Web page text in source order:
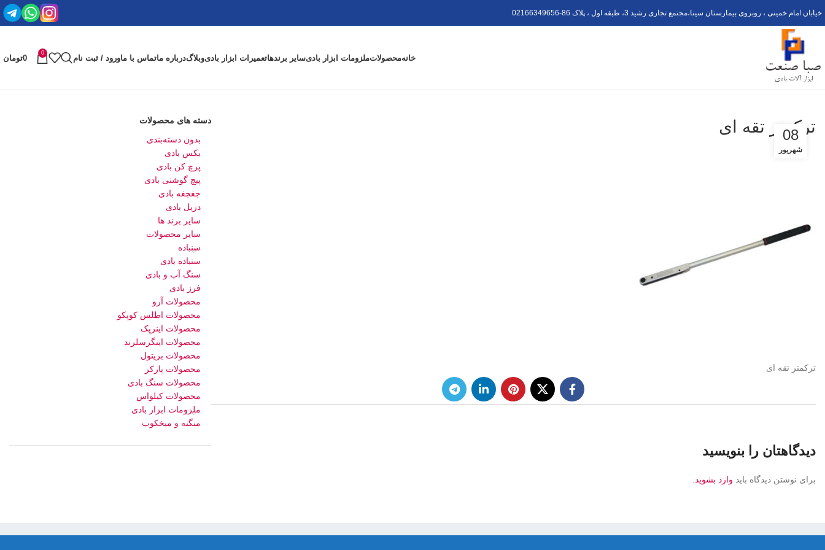
خیابان امام خمینی ، روبروی بیمارستان سینا،مجتمع تجاری رشید 3، طبقه اول ، پلاک 6 02166349656-8
خانهمحصولاتملزومات ابزار بادیسایر برندهاتعمیرات ابزار بادیوبلاگدرباره ماتماس با ماورود / ثبت نام
0
0تومان
ترکمتر تقه ای
08
شهریور
ترکمتر تقه ای
دیدگاهتان را بنویسید
برای نوشتن دیدگاه باید وارد بشوید
دسته های محصولات
بدون دسته‌بندی
بکس بادی
پرچ کن بادی
پیچ گوشتی بادی
جغجغه بادی
دریل بادی
سایر برند ها
سایر محصولات
سنباده
سنباده بادی
سنگ آب و بادی
فرز بادی
محصولات آرو
محصولات اطلس کوپکو
محصولات اینرپک
محصولات اینگرسلرند
محصولات بریتول
محصولات پارکر
محصولات سنگ بادی
محصولات کیلواس
ملزومات ابزار بادی
منگنه و میخکوب